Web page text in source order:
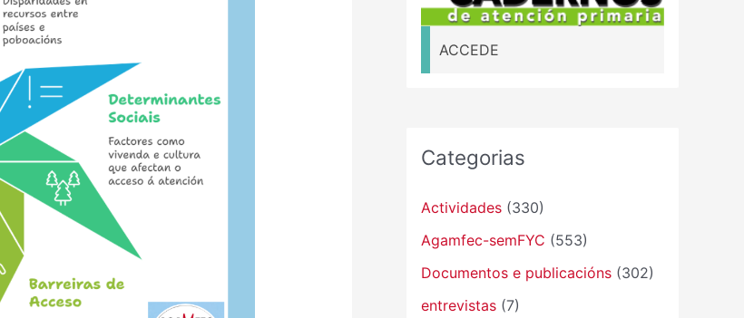
ACCEDE
Categorias
Actividades (330)
Agamfec-semFYC (553)
Documentos e publicacións (302)
entrevistas (7)